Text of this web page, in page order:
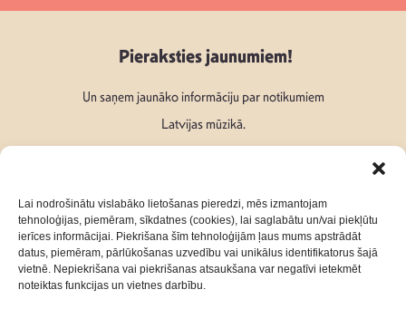
Lai nodrošinātu vislabāko lietošanas pieredzi, mēs izmantojam
tehnoloģijas, piemēram, sīkdatnes (cookies), lai saglabātu un/vai piekļūtu
ierīces informācijai. Piekrišana šīm tehnoloģijām ļaus mums apstrādāt
datus, piemēram, pārlūkošanas uzvedību vai unikālus identifikatorus šajā
vietnē. Nepiekrišana vai piekrišanas atsaukšana var negatīvi ietekmēt
noteiktas funkcijas un vietnes darbību.
Pieraksties jaunumiem!
Un saņem jaunāko informāciju par notikumiem
Latvijas mūzikā.
Seko mums: